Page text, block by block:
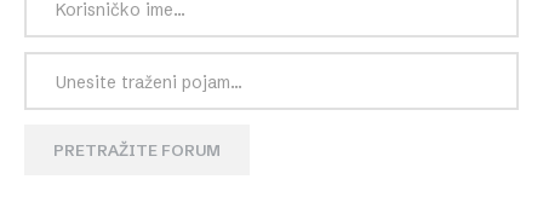
PRETRAŽITE FORUM